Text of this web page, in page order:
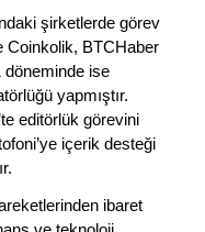
şirketlerde görev
Coinkolik, BTCHaber
döneminde ise
yapmıştır.
editörlük görevini
içerik desteği
ibaret